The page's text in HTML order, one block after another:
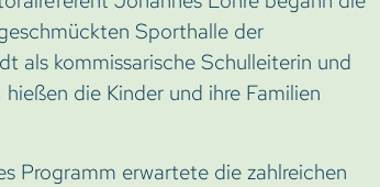
Sporthalle der
als kommissarische Schulleiterin und
die Kinder und ihre Familien
Programm erwartete die zahlreichen